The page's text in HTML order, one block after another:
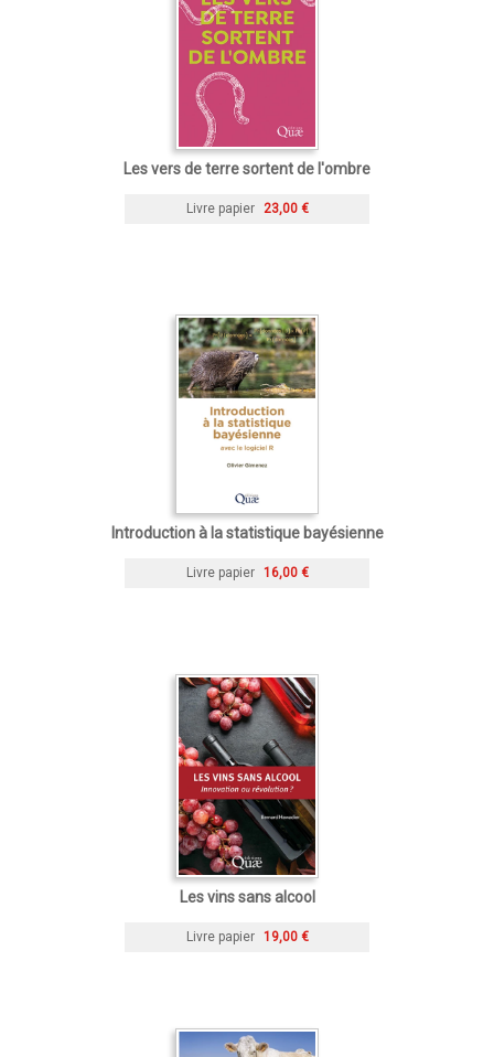
Les vers de terre sortent de l'ombre
Livre papier 23,00 €
Introduction à la statistique bayésienne
Livre papier 16,00 €
Les vins sans alcool
Livre papier 19,00 €